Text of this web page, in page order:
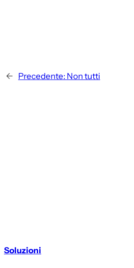
← Precedente: Non tutti
Soluzioni